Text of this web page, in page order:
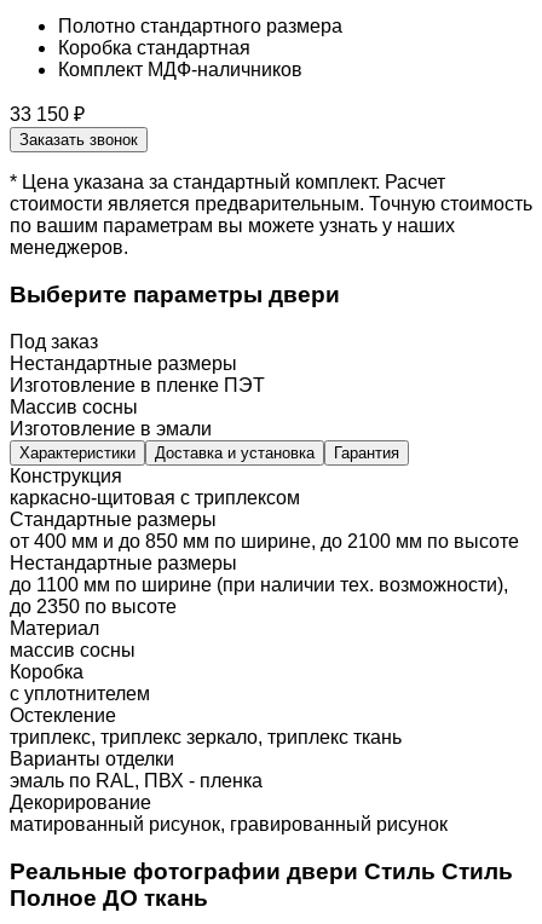
Полотно стандартного размера
Коробка стандартная
Комплект МДФ-наличников
33 150 ₽
Заказать звонок
* Цена указана за стандартный комплект. Расчет
стоимости является предварительным. Точную стоимость
по вашим параметрам вы можете узнать у наших
менеджеров.
Выберите параметры двери
Под заказ
Нестандартные размеры
Изготовление в пленке ПЭТ
Массив сосны
Изготовление в эмали
Характеристики Доставка и установка Гарантия
Конструкция
каркасно-щитовая с триплексом
Стандартные размеры
от 400 мм и до 850 мм по ширине, до 2100 мм по высоте
Нестандартные размеры
до 1100 мм по ширине (при наличии тех. возможности),
до 2350 по высоте
Материал
массив сосны
Коробка
с уплотнителем
Остекление
триплекс, триплекс зеркало, триплекс ткань
Варианты отделки
эмаль по RAL, ПВХ - пленка
Декорирование
матированный рисунок, гравированный рисунок
Реальные фотографии двери Стиль Стиль
Полное ДО ткань